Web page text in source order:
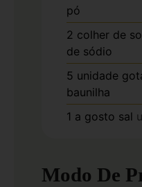
pó
2 colher de
de sódio
5 unidade
baunilha
1 a gosto sal
Modo De